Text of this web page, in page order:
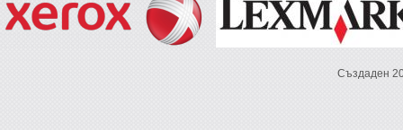
Създаден